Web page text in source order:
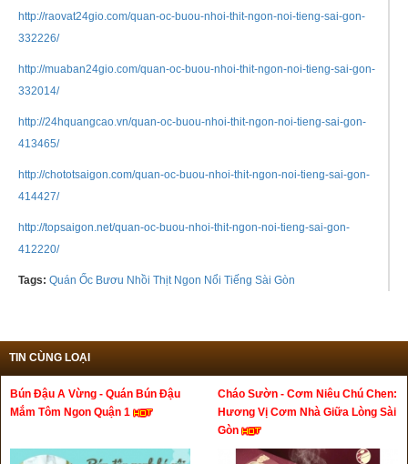
http://raovat24gio.com/quan-oc-buou-nhoi-thit-ngon-noi-tieng-sai-gon-
332226/
http://muaban24gio.com/quan-oc-buou-nhoi-thit-ngon-noi-tieng-sai-gon-
332014/
http://24hquangcao.vn/quan-oc-buou-nhoi-thit-ngon-noi-tieng-sai-gon-
413465/
http://chototsaigon.com/quan-oc-buou-nhoi-thit-ngon-noi-tieng-sai-gon-
414427/
http://topsaigon.net/quan-oc-buou-nhoi-thit-ngon-noi-tieng-sai-gon-
412220/
Tags: Quán Ốc Bươu Nhồi Thịt Ngon Nổi Tiếng Sài Gòn
TIN CÙNG LOẠI
Bún Đậu A Vừng - Quán Bún Đậu
Mắm Tôm Ngon Quận 1
Cháo Sườn - Cơm Niêu Chú Chen:
Hương Vị Cơm Nhà Giữa Lòng Sài
Gòn